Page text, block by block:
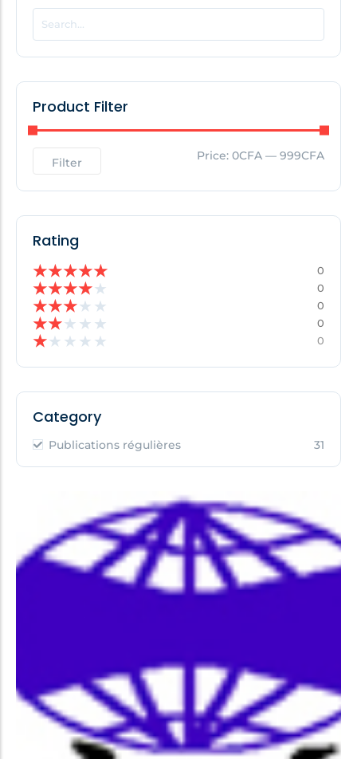
POPULAR THIS WEEK
No Posts Found!
No Posts Found!
Product Filter
Filter Price: 0CFA — 999CFA
Rating
★★★★★ 0
★★★★★ 0
★★★★ ★ 0
★★★ ★ ★ 0
★★ ★ ★ ★ 0
Category
Publications régulières 31